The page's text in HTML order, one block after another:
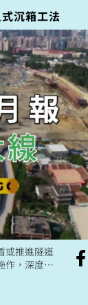
沉箱工法
或推進隧道
作，深度可